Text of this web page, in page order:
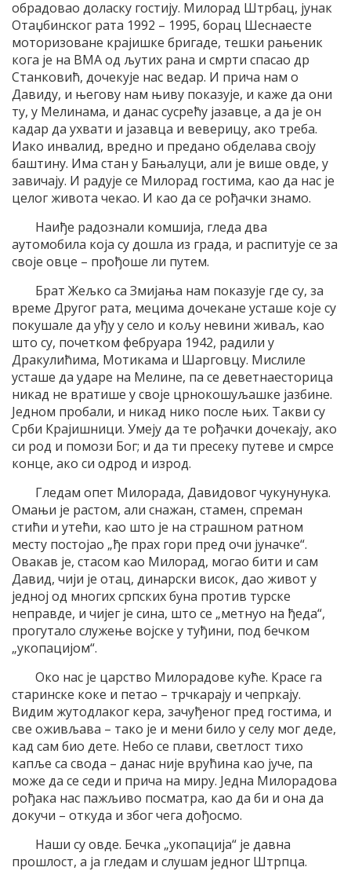
обрадовао доласку гостију. Милорад Штрбац, јунак
Отаџбинског рата 1992 – 1995, борац Шеснаесте
моторизоване крајишке бригаде, тешки рањеник
кога је на ВМА од љутих рана и смрти спасао др
Станковић, дочекује нас ведар. И прича нам о
Давиду, и његову нам њиву показује, и каже да они
ту, у Мелинама, и данас сусрећу јазавце, а да је он
кадар да ухвати и јазавца и веверицу, ако треба.
Иако инвалид, вредно и предано обделава своју
баштину. Има стан у Бањалуци, али је више овде, у
завичају. И радује се Милорад гостима, као да нас је
целог живота чекао. И као да се рођачки знамо.
Наиђе радознали комшија, гледа два
аутомобила која су дошла из града, и распитује се за
своје овце – прођоше ли путем.
Брат Жељко са Змијања нам показује где су, за
време Другог рата, мецима дочекане усташе које су
покушале да уђу у село и кољу невини живаљ, као
што су, почетком фебруара 1942, радили у
Дракулићима, Мотикама и Шарговцу. Мислиле
усташе да ударе на Мелине, па се деветнаесторица
никад не вратише у своје црнокошуљашке јазбине.
Једном пробали, и никад нико после њих. Такви су
Срби Крајишници. Умеју да те рођачки дочекају, ако
си род и помози Бог; и да ти пресеку путеве и смрсе
конце, ако си одрод и изрод.
Гледам опет Милорада, Давидовог чукунунука.
Омањи је растом, али снажан, стамен, спреман
стићи и утећи, као што је на страшном ратном
месту постојао „ђе прах гори пред очи јуначке“.
Овакав је, стасом као Милорад, могао бити и сам
Давид, чији је отац, динарски висок, дао живот у
једној од многих српских буна против турске
неправде, и чијег је сина, што се „метнуо на ђеда“,
прогутало служење војске у туђини, под бечком
„укопацијом“.
Око нас је царство Милорадове куће. Красе га
старинске коке и петао – трчкарају и чепркају.
Видим жутодлаког кера, зачуђеног пред гостима, и
све оживљава – тако је и мени било у селу мог деде,
кад сам био дете. Небо се плави, светлост тихо
капље са свода – данас није врућина као јуче, па
може да се седи и прича на миру. Једна Милорадова
рођака нас пажљиво посматра, као да би и она да
докучи – откуда и због чега дођосмо.
Наши су овде. Бечка „укопација“ је давна
прошлост, а ја гледам и слушам једног Штрпца.